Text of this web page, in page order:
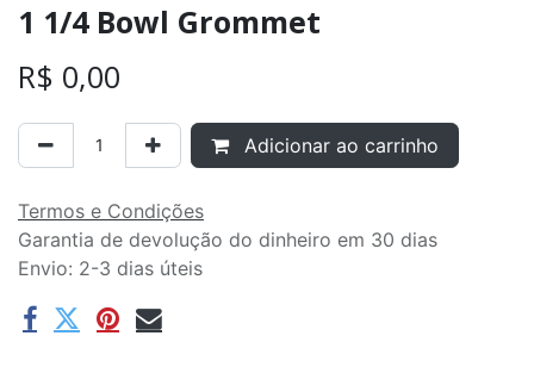
1 1/4 Bowl Grommet
R$ 0,00
Adicionar ao carrinho
Termos e Condições
Garantia de devolução do dinheiro em 30 dias
Envio: 2-3 dias úteis